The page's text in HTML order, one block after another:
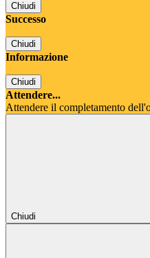
Chiudi
Successo
Chiudi
Informazione
Chiudi
Attendere...
Attendere il completamento
Chiudi